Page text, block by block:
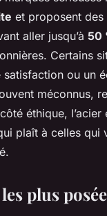
et proposent des
aller jusqu’à 50
Certains
satisfaction ou un
méconnus,
éthique, l’acier
plaît à celles qui
plus